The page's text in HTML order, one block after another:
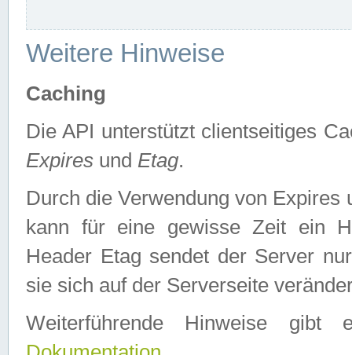
Weitere Hinweise
Caching
Die API unterstützt clientseitiges
Expires und Etag.
Durch die Verwendung von
kann für eine gewisse Zeit ein
Header Etag sendet der Server
sie sich auf der Serverseite
Weiterführende Hinweise